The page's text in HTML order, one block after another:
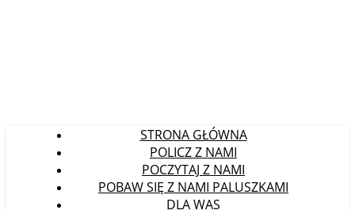
STRONA GŁÓWNA
POLICZ Z NAMI
POCZYTAJ Z NAMI
POBAW SIĘ Z NAMI PALUSZKAMI
DLA WAS